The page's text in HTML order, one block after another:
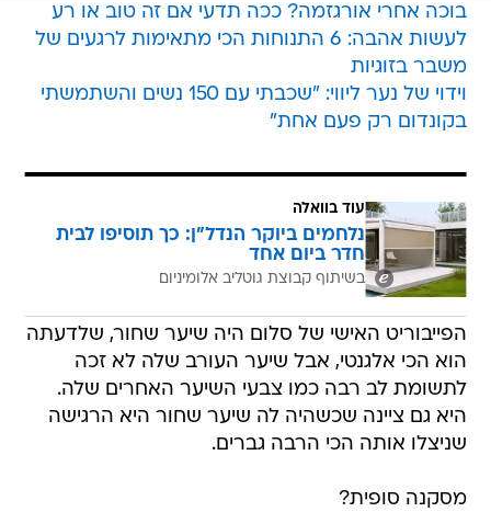
בוכה אחרי אורגזמה? ככה תדעי אם זה טוב או רע
לעשות אהבה: 6 התנוחות הכי מתאימות לרגעים של
משבר בזוגיות
וידוי של נער ליווי: "שכבתי עם 150 נשים והשתמשתי
בקונדום רק פעם אחת"
עוד בוואלה
נלחמים ביוקר הנדל"ן: כך תוסיפו לבית
חדר ביום אחד
בשיתוף קבוצת גוטליב אלומיניום
הפייבוריט האישי של סלום היה שיער שחור, שלדעתה
הוא הכי אלגנטי, אבל שיער העורב שלה לא זכה
לתשומת לב רבה כמו צבעי השיער האחרים שלה.
היא גם ציינה שכשהיה לה שיער שחור היא הרגישה
שניצלו אותה הכי הרבה גברים.
מסקנה סופית?